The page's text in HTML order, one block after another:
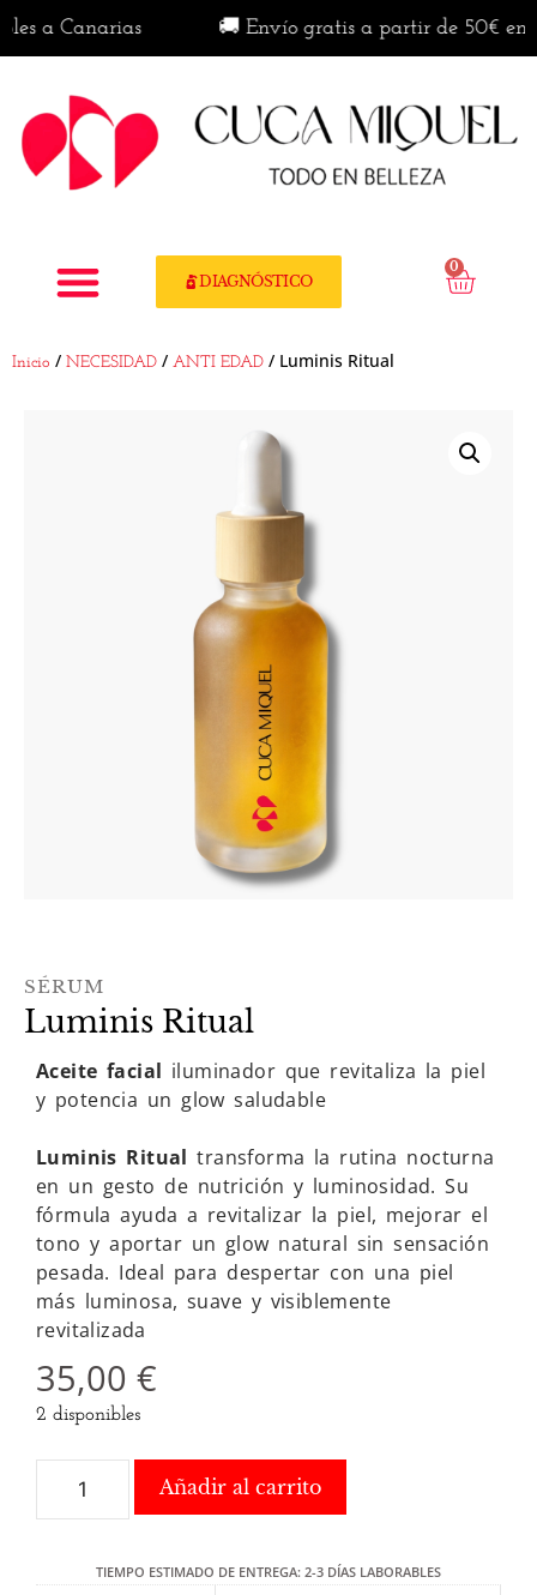
Canarias 🚚 Envío gratis a partir de 50€ en
DIAGNÓSTICO
0
Inicio / NECESIDAD / ANTI EDAD / Luminis Ritual
SÉRUM
Luminis Ritual
Aceite facial iluminador que revitaliza la piel
y potencia un glow saludable
Luminis Ritual transforma la rutina nocturna
en un gesto de nutrición y luminosidad. Su
fórmula ayuda a revitalizar la piel, mejorar el
tono y aportar un glow natural sin sensación
pesada. Ideal para despertar con una piel
más luminosa, suave y visiblemente
revitalizada
35,00 €
2 disponibles
Añadir al carrito
TIEMPO ESTIMADO DE ENTREGA: 2-3 DÍAS LABORABLES